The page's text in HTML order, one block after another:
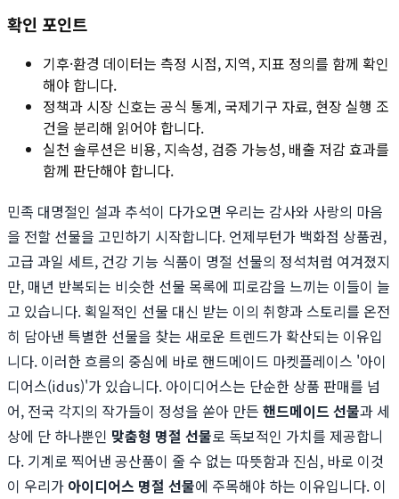
확인 포인트
기후·환경 데이터는 측정 시점, 지역, 지표 정의를 함께 확인
해야 합니다.
정책과 시장 신호는 공식 통계, 국제기구 자료, 현장 실행 조
건을 분리해 읽어야 합니다.
실천 솔루션은 비용, 지속성, 검증 가능성, 배출 저감 효과를
함께 판단해야 합니다.
민족 대명절인 설과 추석이 다가오면 우리는 감사와 사랑의 마음
을 전할 선물을 고민하기 시작합니다. 언제부턴가 백화점 상품권,
고급 과일 세트, 건강 기능 식품이 명절 선물의 정석처럼 여겨졌지
만, 매년 반복되는 비슷한 선물 목록에 피로감을 느끼는 이들이 늘
고 있습니다. 획일적인 선물 대신 받는 이의 취향과 스토리를 온전
히 담아낸 특별한 선물을 찾는 새로운 트렌드가 확산되는 이유입
니다. 이러한 흐름의 중심에 바로 핸드메이드 마켓플레이스 '아이
디어스(idus)'가 있습니다. 아이디어스는 단순한 상품 판매를 넘
어, 전국 각지의 작가들이 정성을 쏟아 만든 핸드메이드 선물과 세
상에 단 하나뿐인 맞춤형 명절 선물로 독보적인 가치를 제공합니
다. 기계로 찍어낸 공산품이 줄 수 없는 따뜻함과 진심, 바로 이것
이 우리가 아이디어스 명절 선물에 주목해야 하는 이유입니다. 이